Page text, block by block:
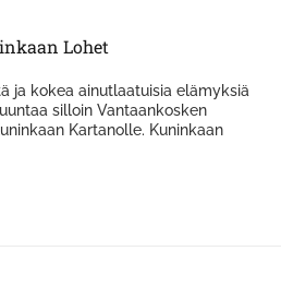
Lohet
ja kokea ainutlaatuisia elämyksiä
silloin Vantaankosken
Kartanolle. Kuninkaan